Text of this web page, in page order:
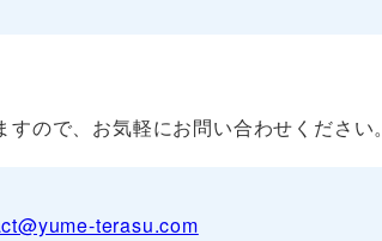
ので、お気軽にお問い合わせください。
terasu.com